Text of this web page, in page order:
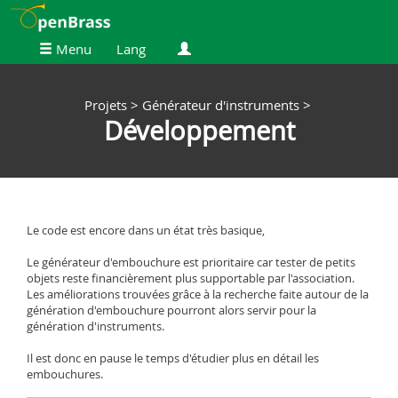
Menu Lang
Projets > Générateur d'instruments >
Développement
Le code est encore dans un état très basique,
Le générateur d'embouchure est prioritaire car tester de petits
objets reste financièrement plus supportable par l'association.
Les améliorations trouvées grâce à la recherche faite autour de la
génération d'embouchure pourront alors servir pour la
génération d'instruments.
Il est donc en pause le temps d'étudier plus en détail les
embouchures.